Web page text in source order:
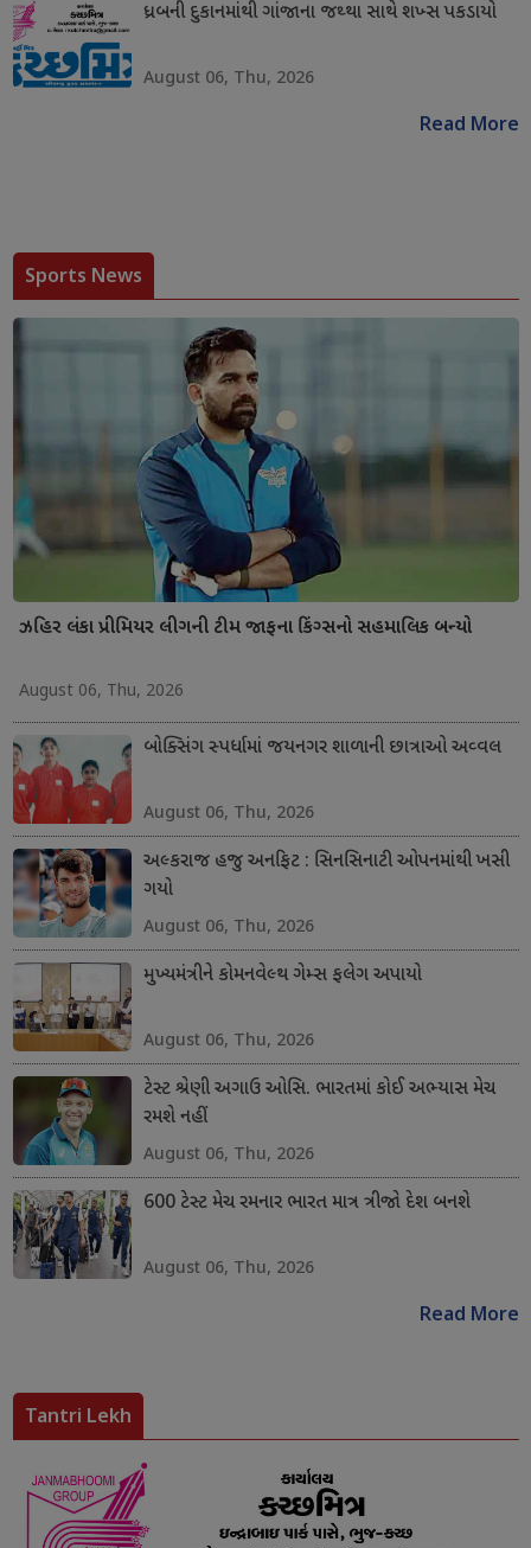
ધ્રબની દુકાનમાંથી ગાંજાના જથ્થા સાથે શખ્સ પકડાયો
August 06, Thu, 2026
Read More
Sports News
ઝહિર લંકા પ્રીમિયર લીગની ટીમ જાફના કિંગ્સનો સહમાલિક બન્યો
August 06, Thu, 2026
બોક્સિંગ સ્પર્ધામાં જયનગર શાળાની છાત્રાઓ અવ્વલ
August 06, Thu, 2026
અલ્કરાજ હજુ અનફિટ : સિનસિનાટી ઓપનમાંથી ખસી
ગયો
August 06, Thu, 2026
મુખ્યમંત્રીને કોમનવેલ્થ ગેમ્સ ફલેગ અપાયો
August 06, Thu, 2026
ટેસ્ટ શ્રેણી અગાઉ ઓસિ. ભારતમાં કોઈ અભ્યાસ મેચ
રમશે નહીં
August 06, Thu, 2026
600 ટેસ્ટ મેચ રમનાર ભારત માત્ર ત્રીજો દેશ બનશે
August 06, Thu, 2026
Read More
Tantri Lekh